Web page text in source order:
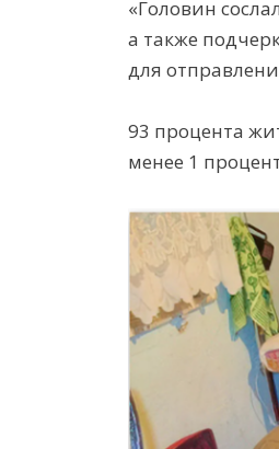
«Головин
а также
для
93 процента
менее 1